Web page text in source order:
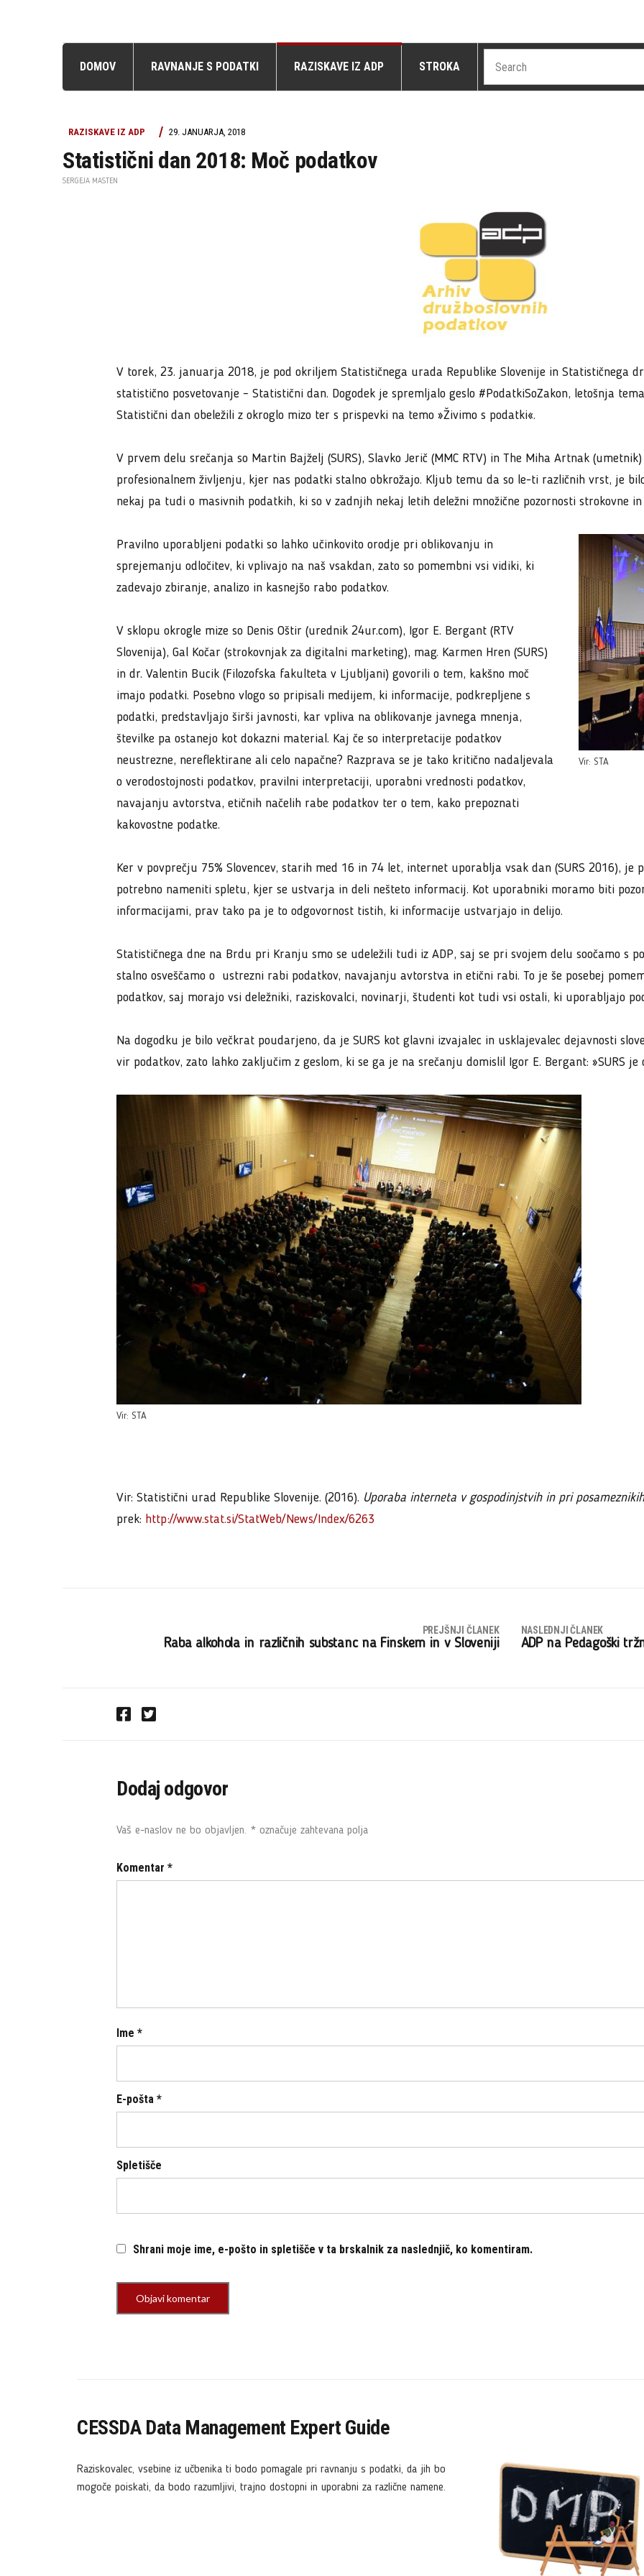
DOMOV RAVNANJE S PODATKI RAZISKAVE IZ ADP STROKA
RAZISKAVE IZ ADP 29. JANUARJA, 2018
Statistični dan 2018: Moč podatkov
SERGEJA MASTEN
V torek, 23. januarja 2018, je pod okriljem Statističnega urada Republike Slovenije in Statističnega
statistično posvetovanje – Statistični dan. Dogodek je spremljalo geslo #PodatkiSoZakon, letošnja
Statistični dan obeležili z okroglo mizo ter s prispevki na temo »Živimo s podatki«.
V prvem delu srečanja so Martin Bajželj (SURS), Slavko Jerič (MMC RTV) in The Miha Artnak
profesionalnem življenju, kjer nas podatki stalno obkrožajo. Kljub temu da so le-ti različnih vrst, je
nekaj pa tudi o masivnih podatkih, ki so v zadnjih nekaj letih deležni množične pozornosti strokovne
Vir: STA
Pravilno uporabljeni podatki so lahko učinkovito orodje pri oblikovanju in
sprejemanju odločitev, ki vplivajo na naš vsakdan, zato so pomembni vsi vidiki, ki
zadevajo zbiranje, analizo in kasnejšo rabo podatkov.
V sklopu okrogle mize so Denis Oštir (urednik 24ur.com), Igor E. Bergant (RTV
Slovenija), Gal Kočar (strokovnjak za digitalni marketing), mag. Karmen Hren (SURS)
in dr. Valentin Bucik (Filozofska fakulteta v Ljubljani) govorili o tem, kakšno moč
imajo podatki. Posebno vlogo so pripisali medijem, ki informacije, podkrepljene s
podatki, predstavljajo širši javnosti, kar vpliva na oblikovanje javnega mnenja,
številke pa ostanejo kot dokazni material. Kaj če so interpretacije podatkov
neustrezne, nereflektirane ali celo napačne? Razprava se je tako kritično nadaljevala
o verodostojnosti podatkov, pravilni interpretaciji, uporabni vrednosti podatkov,
navajanju avtorstva, etičnih načelih rabe podatkov ter o tem, kako prepoznati
kakovostne podatke.
Ker v povprečju 75% Slovencev, starih med 16 in 74 let, internet uporablja vsak dan (SURS 2016), je
potrebno nameniti spletu, kjer se ustvarja in deli nešteto informacij. Kot uporabniki moramo biti
informacijami, prav tako pa je to odgovornost tistih, ki informacije ustvarjajo in delijo.
Statističnega dne na Brdu pri Kranju smo se udeležili tudi iz ADP, saj se pri svojem delu soočamo s
stalno osveščamo o ustrezni rabi podatkov, navajanju avtorstva in etični rabi. To je še posebej
podatkov, saj morajo vsi deležniki, raziskovalci, novinarji, študenti kot tudi vsi ostali, ki uporabljajo
Na dogodku je bilo večkrat poudarjeno, da je SURS kot glavni izvajalec in usklajevalec dejavnosti
vir podatkov, zato lahko zaključim z geslom, ki se ga je na srečanju domislil Igor E. Bergant: »SURS je
Vir: STA
Vir: Statistični urad Republike Slovenije. (2016). Uporaba interneta v gospodinjstvih in pri
prek: http://www.stat.si/StatWeb/News/Index/6263
PREJŠNJI ČLANEK
Raba alkohola in različnih substanc na Finskem in v Sloveniji
NASLEDNJI ČLANEK
ADP na Pedagoški
F
b
k
T
t
Dodaj odgovor
Vaš e-naslov ne bo objavljen. * označuje zahtevana polja
Komentar *
Ime *
E-pošta *
Spletišče
Shrani moje ime, e-pošto in spletišče v ta brskalnik za naslednjič, ko komentiram.
CESSDA Data Management Expert Guide
Raziskovalec, vsebine iz učbenika ti bodo pomagale pri ravnanju s podatki, da jih bo
mogoče poiskati, da bodo razumljivi, trajno dostopni in uporabni za različne namene.